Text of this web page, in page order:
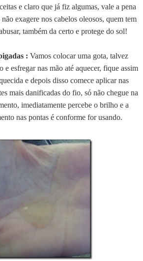
e claro que já fiz algumas, vale a pena
exagere nos cabelos oleosos, quem tem
também da certo e protege do sol!
: Vamos colocar uma gota, talvez
e esfregar nas mão até aquecer, fique assim
e depois disso comece aplicar nas
mais danificadas do fio, só não chegue na
imediatamente percebe o brilho e a
nas pontas é conforme for usando.